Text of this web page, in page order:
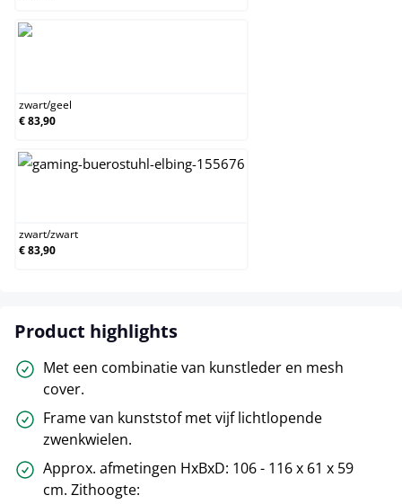
zwart/geel
€ 83,90
zwart/zwart
€ 83,90
Product highlights
Met een combinatie van kunstleder en mesh
cover.
Frame van kunststof met vijf lichtlopende
zwenkwielen.
Approx. afmetingen HxBxD: 106 - 116 x 61 x 59
cm. Zithoogte: